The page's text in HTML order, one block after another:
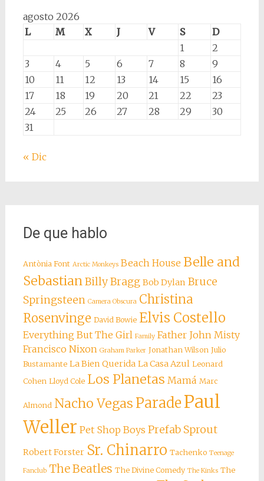
agosto 2026
L
M X J V S
D
1
2
3
4 5 6 7 8
9
10
11 12 13 14 15
16
17
18 19 20 21 22
23
24
25 26 27 28 29
30
31
« Dic
De que hablo
Antònia Font Arctic Monkeys Beach House Belle and
SebastianBilly Bragg Bob Dylan Bruce
Springsteen Camera Obscura Christina
Rosenvinge David Bowie Elvis Costello
Everything But The Girl Family Father John Misty
Francisco Nixon Graham Parker Jonathan Wilson Julio
Bustamante La Bien Querida La Casa Azul Leonard
Cohen Lloyd Cole Los Planetas Mamá Marc
Almond Nacho Vegas ParadePaul
Weller Pet Shop Boys Prefab Sprout
Robert Forster Sr. Chinarro Tachenko Teenage
Fanclub The Beatles The Divine Comedy The Kinks The